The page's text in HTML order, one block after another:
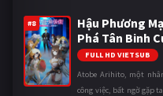
#8
Hậu Phương
Phá Tân Binh
FULL HD VIETSUB
Atobe Arihito, một
công việc, bất ngờ gặp